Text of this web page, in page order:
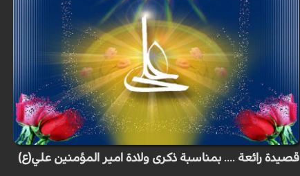
قصيدة رائعة .... بمناسبة ذكرى ولادة امير المؤمنين علي(ع)